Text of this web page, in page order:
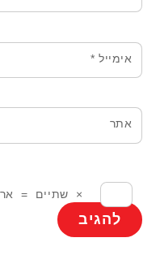
אימייל *
אתר
× שתיים =